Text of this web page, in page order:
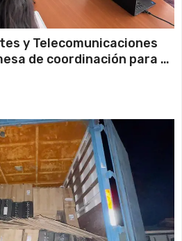
y Telecomunicaciones
de coordinación para el
en Iquique